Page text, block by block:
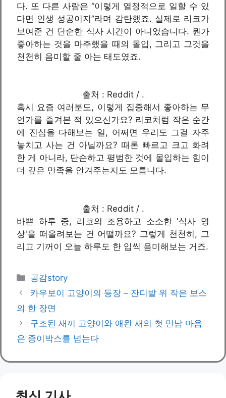
다. 또 다른 사람은 “이렇게 열정적으로 일할 수 있
다면 인생 성공이지”라며 감탄했죠. 실제로 리코가
보여준 건 단순한 식사 시간이 아니었습니다. 뭔가
좋아하는 것을 마주했을 때의 몰입, 그리고 그것을
천천히 음미할 줄 아는 태도였죠.
출처 : Reddit / .
혹시 요즘 여러분도, 이렇게 집중해서 좋아하는 무
언가를 즐겨본 적 있으신가요? 리코처럼 작은 순간
에 진심을 다해보는 일, 어쩌면 우리도 그걸 자주
놓치고 사는 건 아닐까요? 때론 빠르고 크고 화려
한 게 아니라, 단순하고 평범한 것에 몰입하는 힘이
더 깊은 만족을 안겨주는지도 모릅니다.
출처 : Reddit / .
바쁜 하루 중, 리코의 조용하고 소소한 '식사 명
상'을 떠올려보는 건 어떨까요? 그렇게 천천히, 그
리고 기꺼이 오늘 하루도 한 입씩 음미해보는 거죠.
카
테
고
리
공감story
카우보이 고양이의 등장 – 잔디밭 위 작은 보스
의 한 장면
구조된 새끼 고양이와 애완 새의 첫 만남 마음
은 종이박스를 넘는다